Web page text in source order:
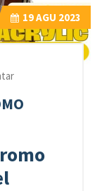
19AGU 2023